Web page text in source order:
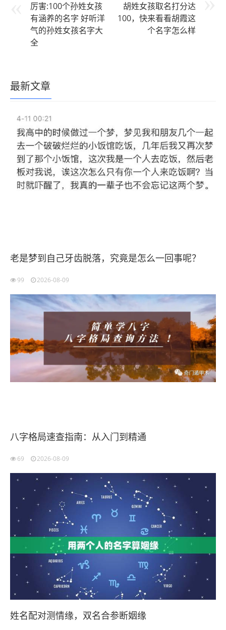
厉害:100个孙姓女孩
有涵养的名字 好听洋
气的孙姓女孩名字大
全
胡姓女孩取名打分达
100，快来看看胡霞这
个名字怎么样
最新文章
老是梦到自己牙齿脱落，究竟是怎么一回事呢？
99 2026-08-09
八字格局速查指南：从入门到精通
69 2026-08-09
姓名配对测情缘，双名合参断姻缘